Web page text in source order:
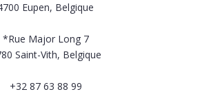
Eupen, Belgique
*Rue Major Long 7
Saint-Vith, Belgique
+32 87 63 88 99